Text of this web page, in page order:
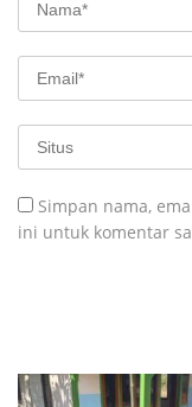
Simpan nama,
ini untuk komentar